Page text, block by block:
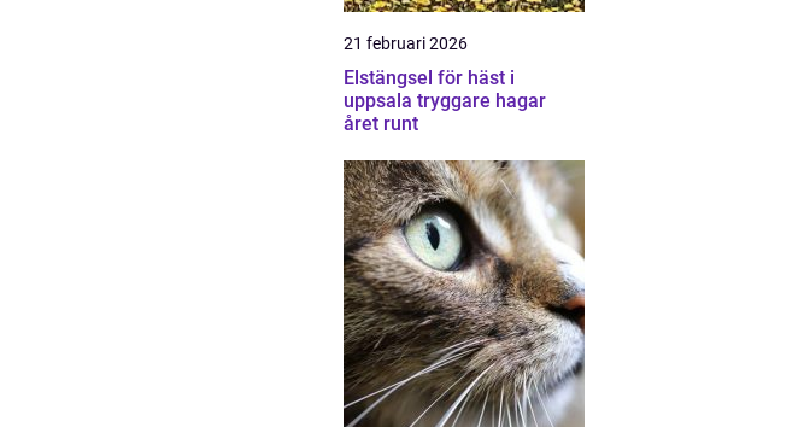
21 februari 2026
Elstängsel för häst i
uppsala tryggare hagar
året runt